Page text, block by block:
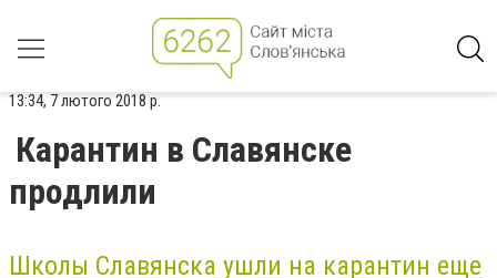
13:34, 7 лютого 2018 р.
Карантин в Славянске
продлили
Школы Славянска ушли на карантин еще